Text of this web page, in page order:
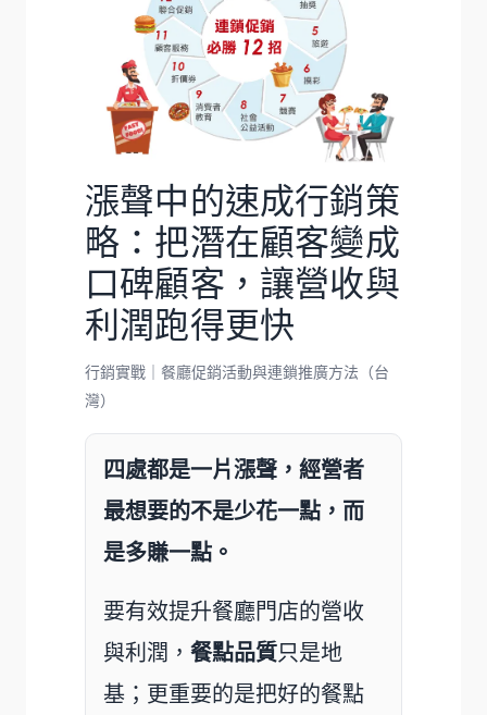
漲聲中的速成行銷策
略：把潛在顧客變成
口碑顧客，讓營收與
利潤跑得更快
行銷實戰｜餐廳促銷活動與連鎖推廣方法（台
灣）
四處都是一片漲聲，經營者
最想要的不是少花一點，而
是多賺一點。
要有效提升餐廳門店的營收
與利潤， 餐點品質只是地
基；更重要的是把好的餐點